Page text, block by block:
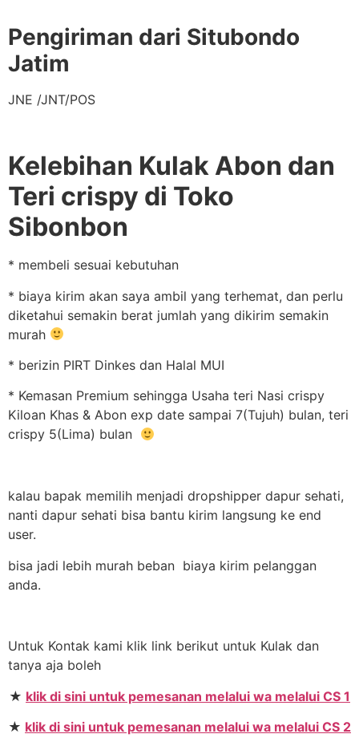
Pengiriman dari Situbondo
Jatim
JNE /JNT/POS
Kelebihan Kulak Abon dan
Teri crispy di Toko
Sibonbon
* membeli sesuai kebutuhan
* biaya kirim akan saya ambil yang terhemat, dan perlu
diketahui semakin berat jumlah yang dikirim semakin
murah
* berizin PIRT Dinkes dan Halal MUI
* Kemasan Premium sehingga Usaha teri Nasi crispy
Kiloan Khas & Abon exp date sampai 7(Tujuh) bulan, teri
crispy 5(Lima) bulan
kalau bapak memilih menjadi dropshipper dapur sehati,
nanti dapur sehati bisa bantu kirim langsung ke end
user.
bisa jadi lebih murah beban biaya kirim pelanggan
anda.
Untuk Kontak kami klik link berikut untuk Kulak dan
tanya aja boleh
★ klik di sini untuk pemesanan melalui wa melalui CS 1
★ klik di sini untuk pemesanan melalui wa melalui CS 2